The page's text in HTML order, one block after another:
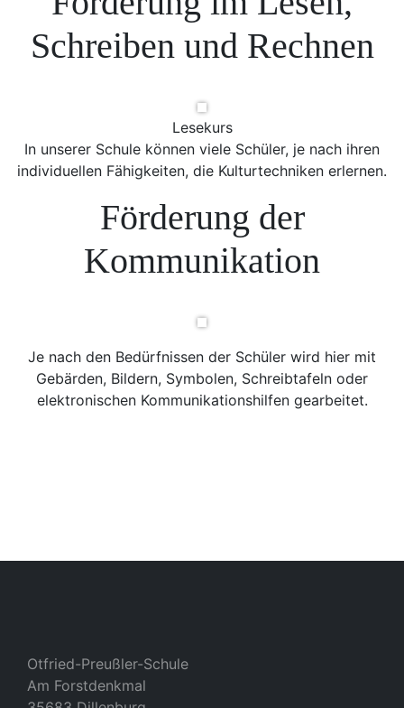
Schreiben und Rechnen
Lesekurs
In unserer Schule können viele Schüler, je nach ihren
individuellen Fähigkeiten, die Kulturtechniken erlernen.
Förderung der
Kommunikation
Je nach den Bedürfnissen der Schüler wird hier mit
Gebärden, Bildern, Symbolen, Schreibtafeln oder
elektronischen Kommunikationshilfen gearbeitet.
Otfried-Preußler-Schule
Am Forstdenkmal